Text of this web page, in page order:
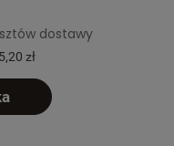
dostawy
zł